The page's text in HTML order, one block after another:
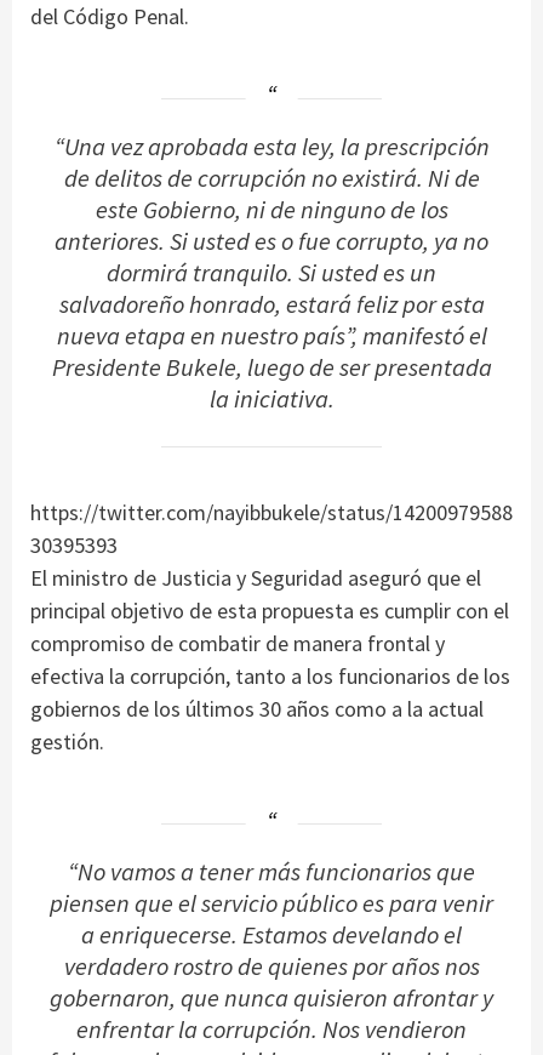
del Código Penal.
“Una vez aprobada esta ley, la prescripción
de delitos de corrupción no existirá. Ni de
este Gobierno, ni de ninguno de los
anteriores. Si usted es o fue corrupto, ya no
dormirá tranquilo. Si usted es un
salvadoreño honrado, estará feliz por esta
nueva etapa en nuestro país”, manifestó el
Presidente Bukele, luego de ser presentada
la iniciativa.
https://twitter.com/nayibbukele/status/14200979588
30395393
El ministro de Justicia y Seguridad aseguró que el
principal objetivo de esta propuesta es cumplir con el
compromiso de combatir de manera frontal y
efectiva la corrupción, tanto a los funcionarios de los
gobiernos de los últimos 30 años como a la actual
gestión.
“No vamos a tener más funcionarios que
piensen que el servicio público es para venir
a enriquecerse. Estamos develando el
verdadero rostro de quienes por años nos
gobernaron, que nunca quisieron afrontar y
enfrentar la corrupción. Nos vendieron